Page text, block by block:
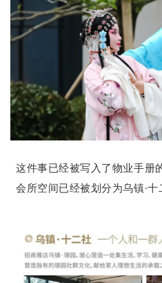
这件事已经被写入了物业手册
会所空间已经被划分为乌镇·十